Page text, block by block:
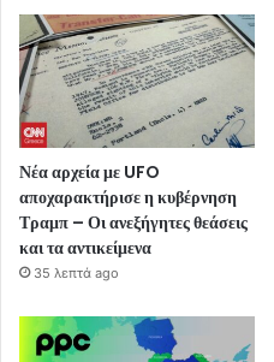
Νέα αρχεία με UFO
αποχαρακτήρισε η κυβέρνηση
Τραμπ – Οι ανεξήγητες θεάσεις
και τα αντικείμενα
35 λεπτά ago